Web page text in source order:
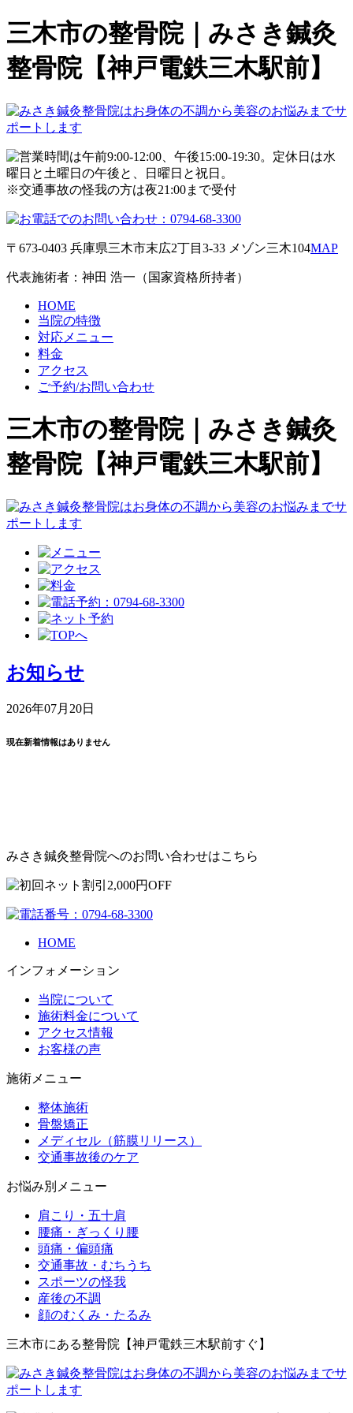
三木市の整骨院｜みさき鍼灸
整骨院【神戸電鉄三木駅前】
※交通事故の怪我の方は夜21:00まで受付
〒673-0403 兵庫県三木市末広2丁目3-33 メゾン三木104MAP
代表施術者：神田 浩一（国家資格所持者）
HOME
当院の特徴
対応メニュー
料金
アクセス
ご予約/お問い合わせ
三木市の整骨院｜みさき鍼灸
整骨院【神戸電鉄三木駅前】
お知らせ
2026年07月20日
現在新着情報はありません
みさき鍼灸整骨院へのお問い合わせはこちら
HOME
インフォメーション
当院について
施術料金について
アクセス情報
お客様の声
施術メニュー
整体施術
骨盤矯正
メディセル（筋膜リリース）
交通事故後のケア
お悩み別メニュー
肩こり・五十肩
腰痛・ぎっくり腰
頭痛・偏頭痛
交通事故・むちうち
スポーツの怪我
産後の不調
顔のむくみ・たるみ
三木市にある整骨院【神戸電鉄三木駅前すぐ】